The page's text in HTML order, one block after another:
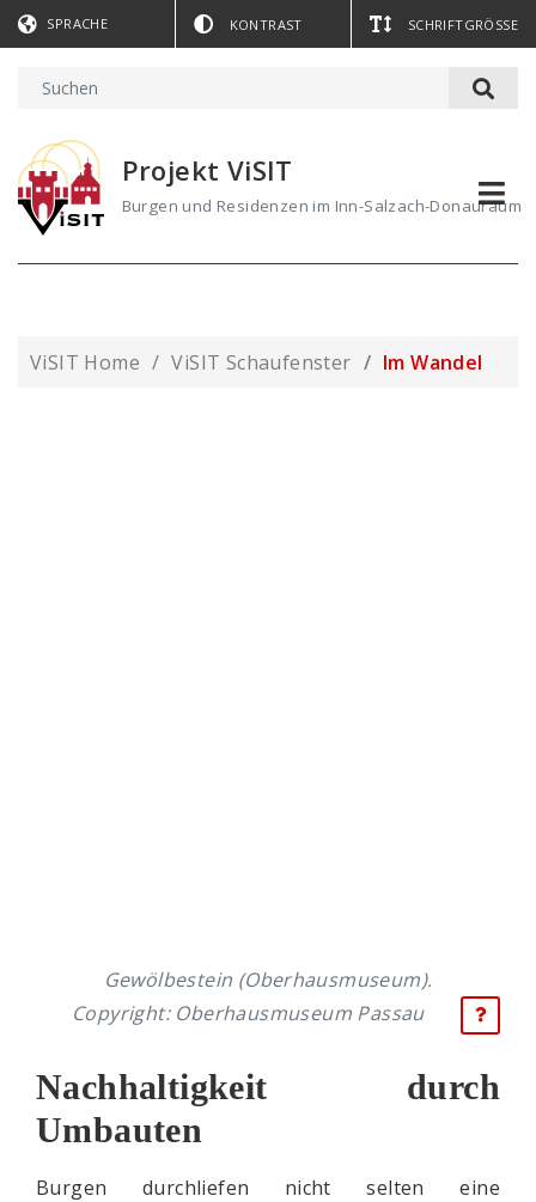
SPRACHE KONTRAST SCHRIFTGRÖSSE
Projekt ViSIT
Burgen und Residenzen im Inn-Salzach-Donauraum
ViSIT Home ViSIT Schaufenster Im Wandel
Gewölbestein (Oberhausmuseum).
Copyright: Oberhausmuseum Passau
Nachhaltigkeit durch
Umbauten
Burgen durchliefen nicht selten eine